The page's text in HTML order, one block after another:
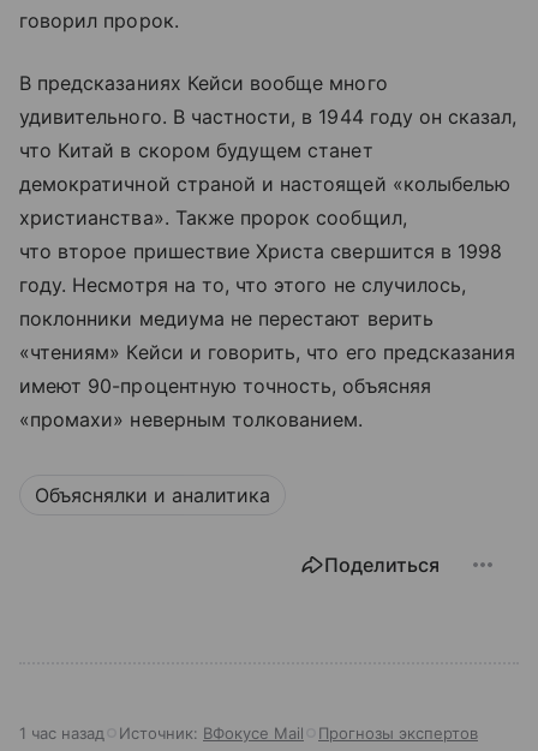
говорил пророк.
В предсказаниях Кейси вообще много
удивительного. В частности, в 1944 году он сказал,
что Китай в скором будущем станет
демократичной страной и настоящей «колыбелью
христианства». Также пророк сообщил,
что второе пришествие Христа свершится в 1998
году. Несмотря на то, что этого не случилось,
поклонники медиума не перестают верить
«чтениям» Кейси и говорить, что его предсказания
имеют 90-процентную точность, объясняя
«промахи» неверным толкованием.
Объяснялки и аналитика
Поделиться
1 час назад Источник: ВФокусе Mail Прогнозы экспертов